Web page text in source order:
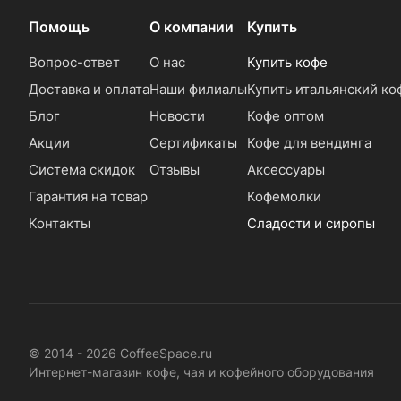
Помощь
Вопрос-ответ
Доставка и оплата
Блог
Акции
Система скидок
Гарантия на товар
Контакты
О компании
О нас
Наши филиалы
Новости
Сертификаты
Отзывы
Купить
Купить кофе
Купить итальянский
Кофе оптом
Кофе для вендинга
Аксессуары
Кофемолки
Сладости и сиропы
© 2014 - 2026 CoffeeSpace.ru
Интернет-магазин кофе, чая и кофейного оборудования